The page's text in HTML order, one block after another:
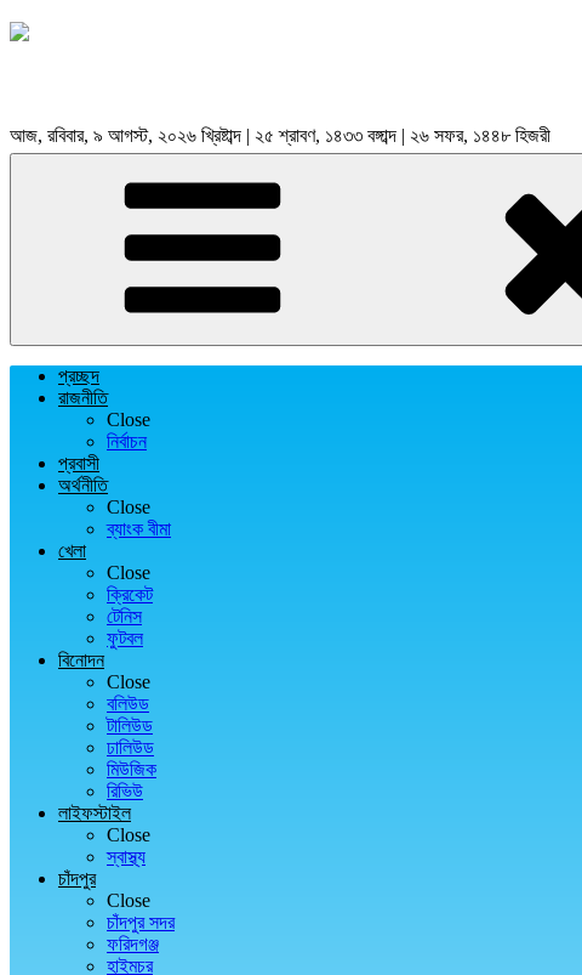
আজ, রবিবার, ৯ আগস্ট, ২০২৬ খ্রিষ্টাব্দ | ২৫ শ্রাবণ, ১৪৩৩ বঙ্গাব্দ | ২৬ সফর, ১৪৪৮ হিজরী
প্রচ্ছদ
রাজনীতি
Close
নির্বাচন
প্রবাসী
অর্থনীতি
Close
ব্যাংক বীমা
খেলা
Close
ক্রিকেট
টেনিস
ফুটবল
বিনোদন
Close
বলিউড
টালিউড
ঢালিউড
মিউজিক
রিভিউ
লাইফস্টাইল
Close
স্বাস্থ্য
চাঁদপুর
Close
চাঁদপুর সদর
ফরিদগঞ্জ
হাইমচর